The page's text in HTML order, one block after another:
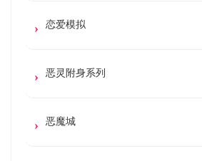
恋爱模拟
恶灵附身系列
恶魔城